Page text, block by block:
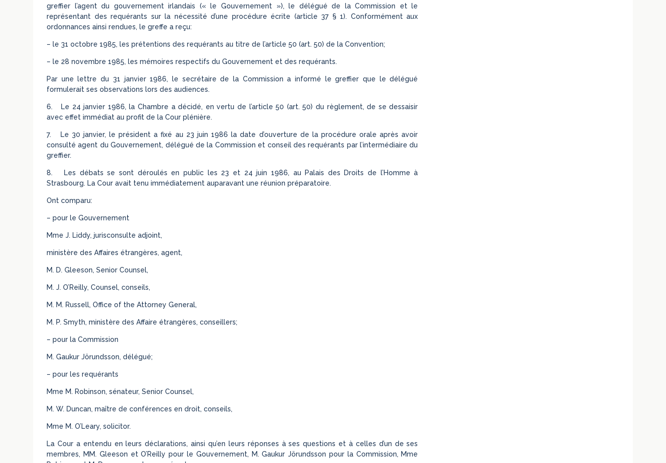
greffier l’agent du gouvernement irlandais (« le Gouvernement »), le délégué de la Commission et le
représentant des requérants sur la nécessité d’une procédure écrite (article 37 § 1). Conformément aux
ordonnances ainsi rendues, le greffe a reçu:
– le 31 octobre 1985, les prétentions des requérants au titre de l’article 50 (art. 50) de la Convention;
– le 28 novembre 1985, les mémoires respectifs du Gouvernement et des requérants.
Par une lettre du 31 janvier 1986, le secrétaire de la Commission a informé le greffier que le délégué
formulerait ses observations lors des audiences.
6. Le 24 janvier 1986, la Chambre a décidé, en vertu de l’article 50 (art. 50) du règlement, de se dessaisir
avec effet immédiat au profit de la Cour plénière.
7. Le 30 janvier, le président a fixé au 23 juin 1986 la date d’ouverture de la procédure orale après avoir
consulté agent du Gouvernement, délégué de la Commission et conseil des requérants par l’intermédiaire du
greffier.
8. Les débats se sont déroulés en public les 23 et 24 juin 1986, au Palais des Droits de l’Homme à
Strasbourg. La Cour avait tenu immédiatement auparavant une réunion préparatoire.
Ont comparu:
– pour le Gouvernement
Mme J. Liddy, jurisconsulte adjoint,
ministère des Affaires étrangères, agent,
M. D. Gleeson, Senior Counsel,
M. J. O’Reilly, Counsel, conseils,
M. M. Russell, Office of the Attorney General,
M. P. Smyth, ministère des Affaire étrangères, conseillers;
– pour la Commission
M. Gaukur Jörundsson, délégué;
– pour les requérants
Mme M. Robinson, sénateur, Senior Counsel,
M. W. Duncan, maître de conférences en droit, conseils,
Mme M. O’Leary, solicitor.
La Cour a entendu en leurs déclarations, ainsi qu’en leurs réponses à ses questions et à celles d’un de ses
membres, MM. Gleeson et O’Reilly pour le Gouvernement, M. Gaukur Jörundsson pour la Commission, Mme